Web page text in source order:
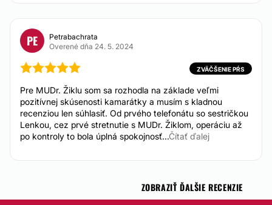
PE
Petrabachrata
Overené dňa 24. 5. 2024
ZVÄČŠENIE PŔS
Pre MUDr. Žiklu som sa rozhodla na základe veľmi
pozitívnej skúsenosti kamarátky a musím s kladnou
recenziou len súhlasiť. Od prvého telefonátu so sestričkou
Lenkou, cez prvé stretnutie s MUDr. Žiklom, operáciu až
po kontroly to bola úplná spokojnosť...Čítať ďalej
ZOBRAZIŤ ĎALŠIE RECENZIE